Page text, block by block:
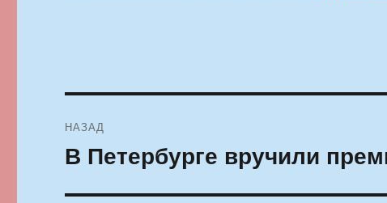
по
НАЗАД
Предыдущая
В Петербурге вручили